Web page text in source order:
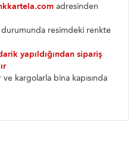
adresinden
resimdeki renkte
yapıldığından sipariş
kargolarla bina kapısında